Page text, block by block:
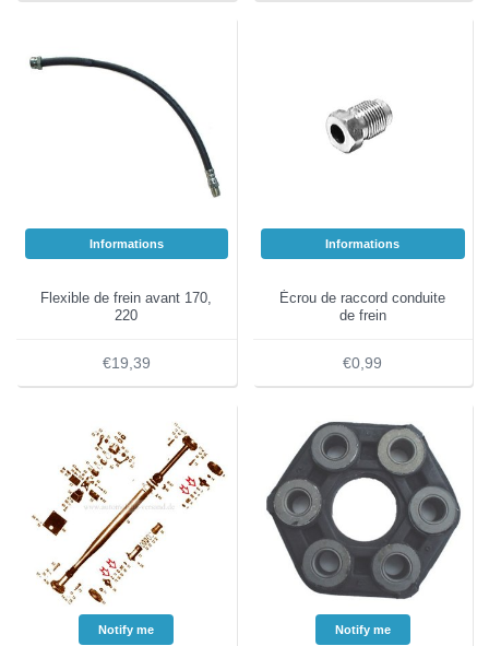
Informations
Flexible de frein avant 170,
220
€19,39
Informations
Écrou de raccord conduite
de frein
€0,99
Notify me Notify me